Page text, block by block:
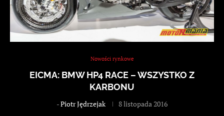
Nowości rynkowe
EICMA: BMW HP4 RACE – WSZYSTKO Z
KARBONU
-Piotr Jędrzejak 8 listopada 2016